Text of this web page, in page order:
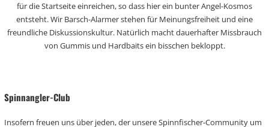
für die Startseite einreichen, so dass hier ein bunter Angel-Kosmos
entsteht. Wir Barsch-Alarmer stehen für Meinungsfreiheit und eine
freundliche Diskussionskultur. Natürlich macht dauerhafter Missbrauch
von Gummis und Hardbaits ein bisschen bekloppt.
Spinnangler-Club
Insofern freuen uns über jeden, der unsere Spinnfischer-Community um